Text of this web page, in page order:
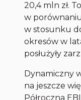
20,4 mln zł.
w
w stosunku
okresów w
posłużyły
Dynamiczny
na jeszcze
Półroczna